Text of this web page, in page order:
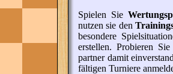
Spielen Sie
nutzen sie den
besondere
erstellen. Probieren
partner damit
fältigen Turniere